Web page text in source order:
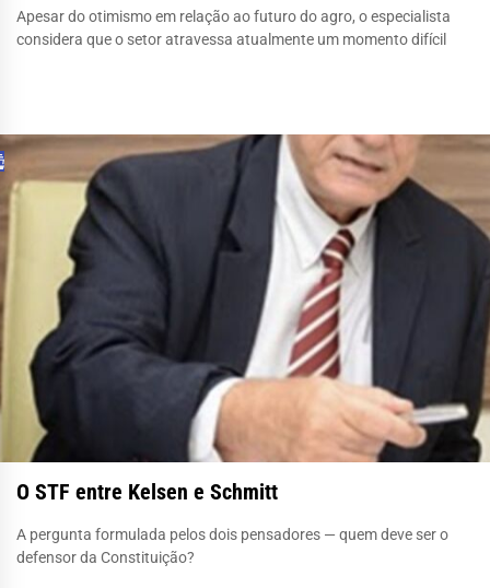
Apesar do otimismo em relação ao futuro do agro, o especialista
considera que o setor atravessa atualmente um momento difícil
O STF entre Kelsen e Schmitt
A pergunta formulada pelos dois pensadores — quem deve ser o
defensor da Constituição?